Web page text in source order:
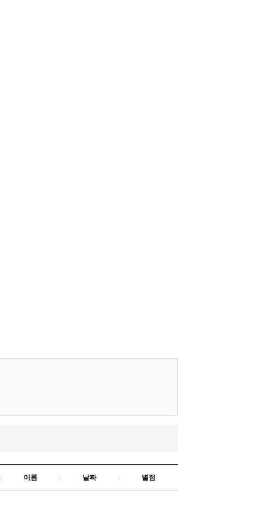
이름 날짜 별점